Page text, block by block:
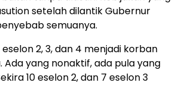
setelah dilantik Gubernur
semuanya.
2, 3, dan 4 menjadi korban
Ada yang nonaktif, ada pula yang
10 eselon 2, dan 7 eselon 3